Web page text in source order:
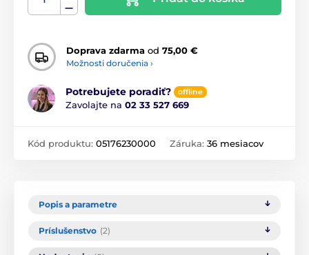
Doprava zdarma od 75,00 €
Možnosti doručenia ›
Potrebujete poradiť? offline
Zavolajte na 02 33 527 669
Kód produktu: 05176230000 Záruka: 36 mesiacov
Popis a parametre
Príslušenstvo (2)